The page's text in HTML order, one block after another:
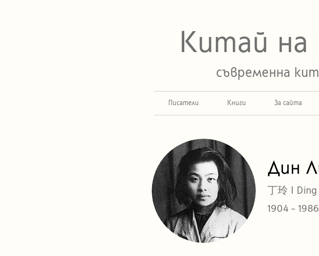
Китай
съвременна
Писатели Книги За сайта
Дин
丁玲 I Ding
1904 – 1986